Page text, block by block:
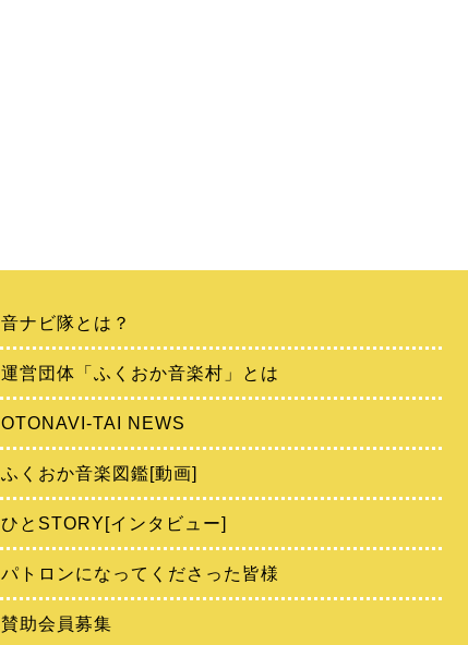
音ナビ隊とは？
運営団体「ふくおか音楽村」とは
OTONAVI-TAI NEWS
ふくおか音楽図鑑[動画]
ひとSTORY[インタビュー]
パトロンになってくださった皆様
賛助会員募集